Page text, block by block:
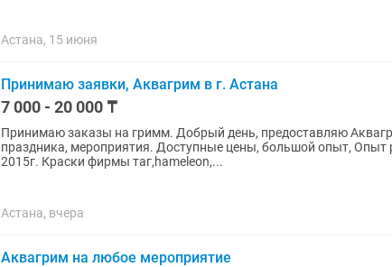
Астана, 15 июня
Принимаю заявки, Аквагрим в г. Астана
7 000 - 20 000 ₸
Принимаю заказы на гримм. Добрый день, предоставляю
праздника, мероприятия. Доступные цены, большой опыт, Опыт
2015г. Краски фирмы таг,hameleon,...
Астана, вчера
Аквагрим на любое мероприятие